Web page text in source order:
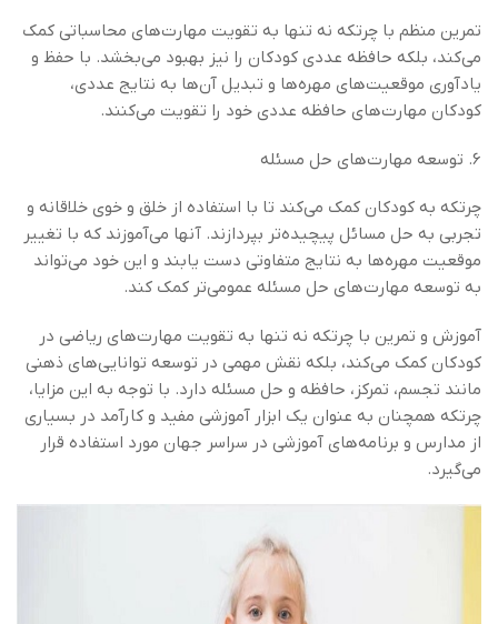
تمرین منظم با چرتکه نه تنها به تقویت مهارت‌های محاسباتی کمک
می‌کند، بلکه حافظه عددی کودکان را نیز بهبود می‌بخشد. با حفظ و
یادآوری موقعیت‌های مهره‌ها و تبدیل آن‌ها به نتایج عددی،
کودکان مهارت‌های حافظه عددی خود را تقویت می‌کنند.
6. توسعه مهارت‌های حل مسئله
چرتکه به کودکان کمک می‌کند تا با استفاده از خلق و خوی خلاقانه و
تجربی به حل مسائل پیچیده‌تر بپردازند. آنها می‌آموزند که با تغییر
موقعیت مهره‌ها به نتایج متفاوتی دست یابند و این خود می‌تواند
به توسعه مهارت‌های حل مسئله عمومی‌تر کمک کند.
آموزش و تمرین با چرتکه نه تنها به تقویت مهارت‌های ریاضی در
کودکان کمک می‌کند، بلکه نقش مهمی در توسعه توانایی‌های ذهنی
مانند تجسم، تمرکز، حافظه و حل مسئله دارد. با توجه به این مزایا،
چرتکه همچنان به عنوان یک ابزار آموزشی مفید و کارآمد در بسیاری
از مدارس و برنامه‌های آموزشی در سراسر جهان مورد استفاده قرار
می‌گیرد.